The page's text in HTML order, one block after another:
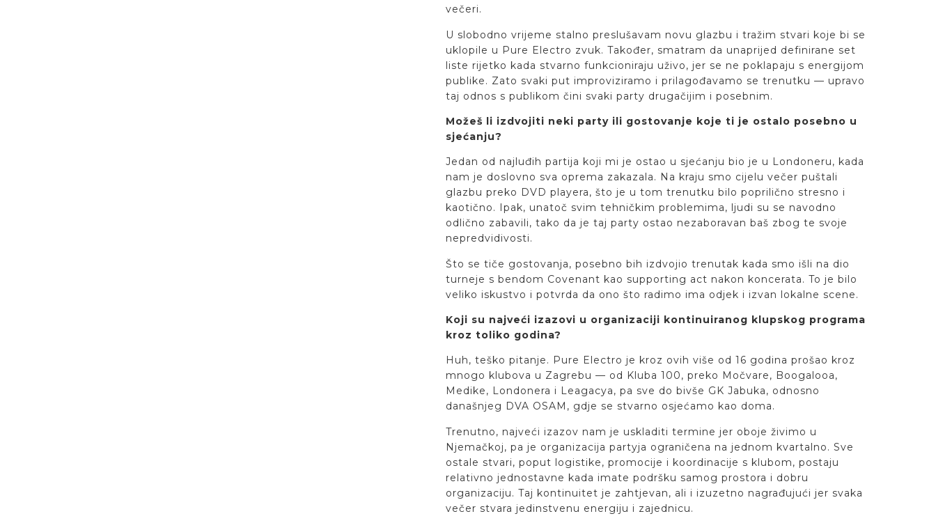
večeri.
U slobodno vrijeme stalno preslušavam novu glazbu i tražim stvari koje bi se
uklopile u Pure Electro zvuk. Također, smatram da unaprijed definirane set
liste rijetko kada stvarno funkcioniraju uživo, jer se ne poklapaju s energijom
publike. Zato svaki put improviziramo i prilagođavamo se trenutku — upravo
taj odnos s publikom čini svaki party drugačijim i posebnim.
Možeš li izdvojiti neki party ili gostovanje koje ti je ostalo posebno u
sjećanju?
Jedan od najluđih partija koji mi je ostao u sjećanju bio je u Londoneru, kada
nam je doslovno sva oprema zakazala. Na kraju smo cijelu večer puštali
glazbu preko DVD playera, što je u tom trenutku bilo poprilično stresno i
kaotično. Ipak, unatoč svim tehničkim problemima, ljudi su se navodno
odlično zabavili, tako da je taj party ostao nezaboravan baš zbog te svoje
nepredvidivosti.
Što se tiče gostovanja, posebno bih izdvojio trenutak kada smo išli na dio
turneje s bendom Covenant kao supporting act nakon koncerata. To je bilo
veliko iskustvo i potvrda da ono što radimo ima odjek i izvan lokalne scene.
Koji su najveći izazovi u organizaciji kontinuiranog klupskog programa
kroz toliko godina?
Huh, teško pitanje. Pure Electro je kroz ovih više od 16 godina prošao kroz
mnogo klubova u Zagrebu — od Kluba 100, preko Močvare, Boogalooa,
Medike, Londonera i Leagacya, pa sve do bivše GK Jabuka, odnosno
današnjeg DVA OSAM, gdje se stvarno osjećamo kao doma.
Trenutno, najveći izazov nam je uskladiti termine jer oboje živimo u
Njemačkoj, pa je organizacija partyja ograničena na jednom kvartalno. Sve
ostale stvari, poput logistike, promocije i koordinacije s klubom, postaju
relativno jednostavne kada imate podršku samog prostora i dobru
organizaciju. Taj kontinuitet je zahtjevan, ali i izuzetno nagrađujući jer svaka
večer stvara jedinstvenu energiju i zajednicu.